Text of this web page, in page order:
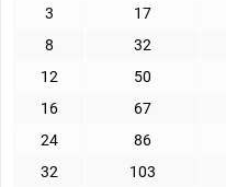
3
17
8
32
12
50
16
67
24
86
32
103